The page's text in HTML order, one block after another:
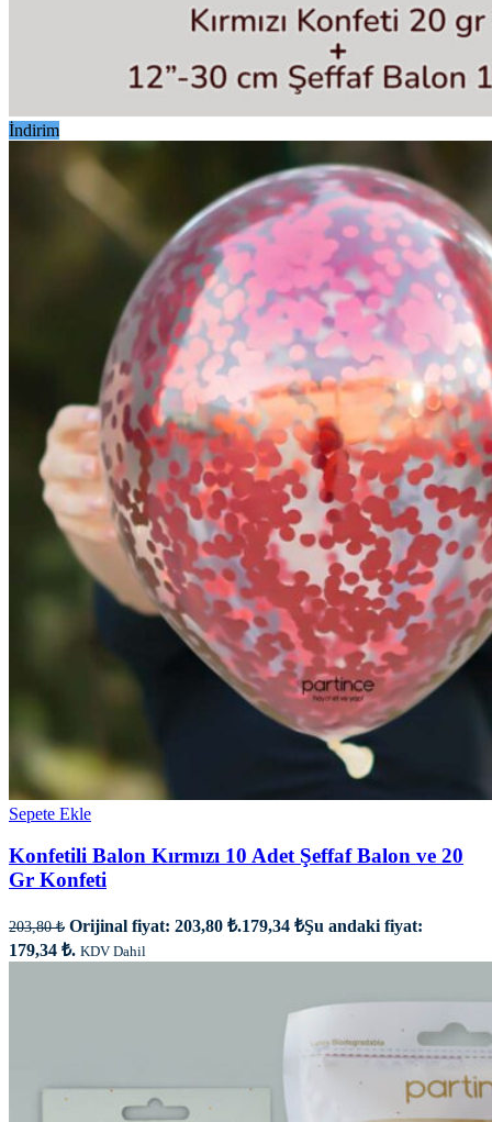
İndirim
Sepete Ekle
Konfetili Balon Kırmızı 10 Adet Şeffaf Balon ve 20
Gr Konfeti
203,80₺ Orijinal fiyat: 203,80 ₺.179,34 ₺Şu andaki fiyat:
179,34 ₺. KDV Dahil